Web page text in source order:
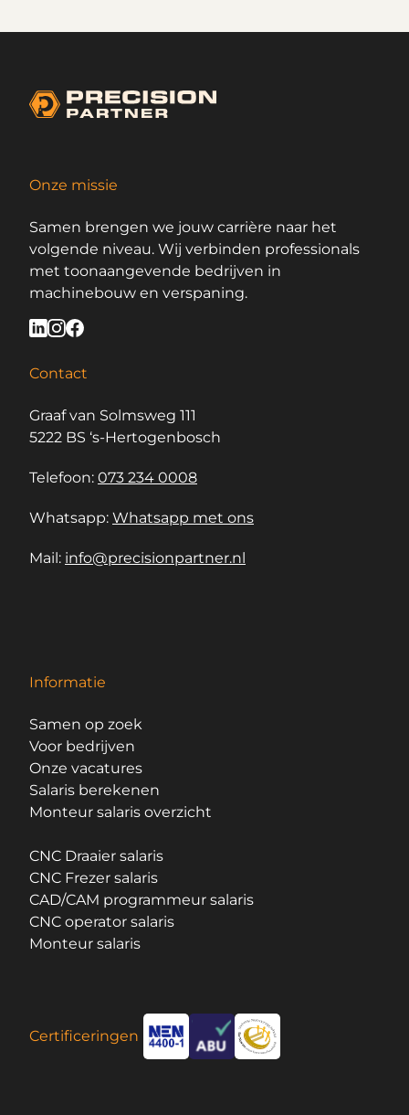
Onze missie
Samen brengen we jouw carrière naar het
volgende niveau. Wij verbinden professionals
met toonaangevende bedrijven in
machinebouw en verspaning.
Contact
Graaf van Solmsweg 111
5222 BS ‘s-Hertogenbosch
Telefoon: 073 234 0008
Whatsapp: Whatsapp met ons
Mail: info@precisionpartner.nl
Informatie
Samen op zoek
Voor bedrijven
Onze vacatures
Salaris berekenen
Monteur salaris overzicht
CNC Draaier salaris
CNC Frezer salaris
CAD/CAM programmeur salaris
CNC operator salaris
Monteur salaris
Certificeringen